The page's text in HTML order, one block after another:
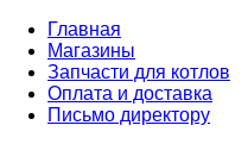
Главная
Магазины
Запчасти для котлов
Оплата и доставка
Письмо директору